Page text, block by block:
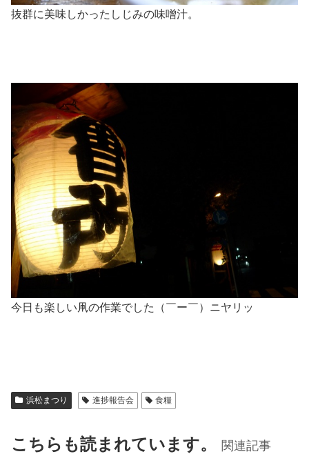
抜群に美味しかったしじみの味噌汁。
今日も楽しい凧の作業でした（￣ー￣）ニヤリッ
浜松まつり 進捗報告会 食糧
こちらも読まれています。 関連記事